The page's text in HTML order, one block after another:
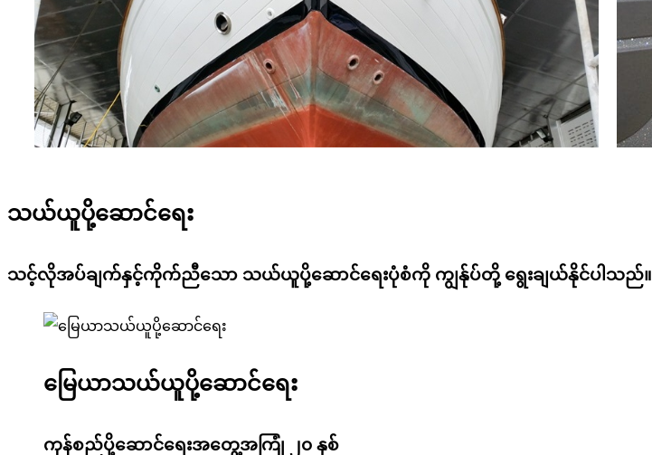
သယ်ယူပို့ဆောင်ရေး
သင့်လိုအပ်ချက်နှင့်ကိုက်ညီသော သယ်ယူပို့ဆောင်ရေးပုံစံကို ကျွန်ုပ်တို့ ရွေးချယ်နိုင်ပါသည်။
မြေယာသယ်ယူပို့ဆောင်ရေး
ကုန်စည်ပို့ဆောင်ရေးအတွေ့အကြုံ ၂၀ နှစ်